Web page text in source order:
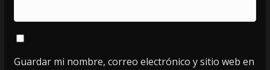
Guardar mi nombre, correo electrónico y sitio web en